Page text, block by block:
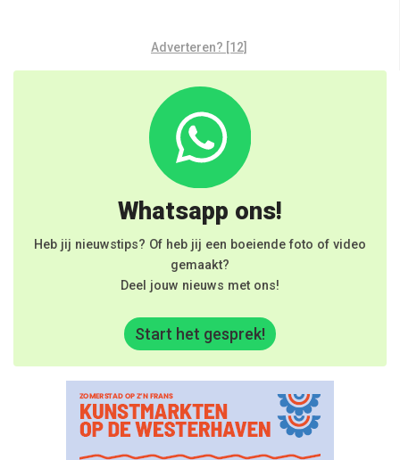
Adverteren? [12]
Whatsapp ons!
Heb jij nieuwstips? Of heb jij een boeiende foto of video
gemaakt?
Deel jouw nieuws met ons!
Start het gesprek!